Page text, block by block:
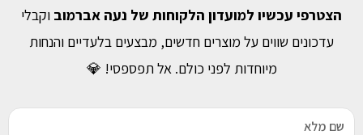
הצטרפי עכשיו למועדון הלקוחות של נעה אברמוב וקבלי
עדכונים שווים על מוצרים חדשים, מבצעים בלעדיים והנחות
מיוחדות לפני כולם. אל תפספסי! 💎